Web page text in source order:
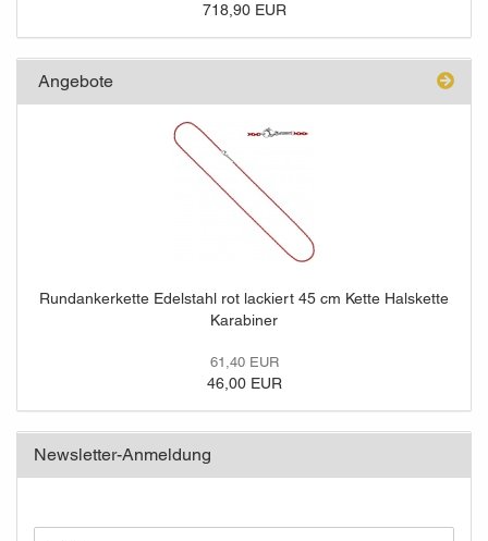
718,90 EUR
Angebote
Rundankerkette Edelstahl rot lackiert 45 cm Kette Halskette
Karabiner
61,40 EUR
46,00 EUR
Newsletter-Anmeldung